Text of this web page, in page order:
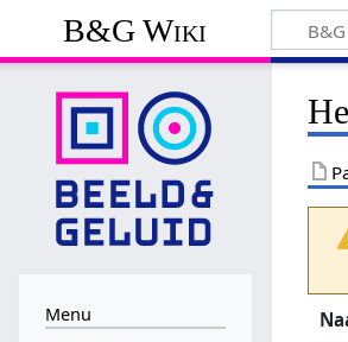
B&G Wiki
Menu